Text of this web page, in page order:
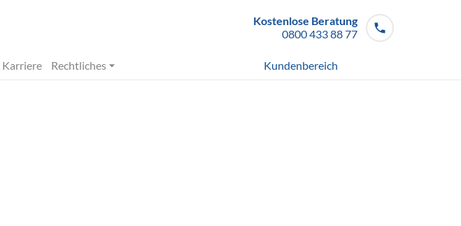
Kostenlose Beratung
0800 433 88 77
Karriere Rechtliches Kundenbereich